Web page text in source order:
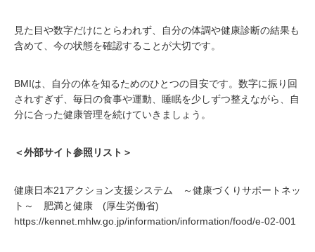
見た目や数字だけにとらわれず、自分の体調や健康診断の結果も
含めて、今の状態を確認することが大切です。
BMIは、自分の体を知るためのひとつの目安です。数字に振り回
されすぎず、毎日の食事や運動、睡眠を少しずつ整えながら、自
分に合った健康管理を続けていきましょう。
＜外部サイト参照リスト＞
健康日本21アクション支援システム ～健康づくりサポートネッ
ト～ 肥満と健康 (厚生労働省)
https://kennet.mhlw.go.jp/information/information/food/e-02-001